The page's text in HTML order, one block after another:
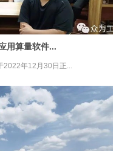
用算量软件...
2022年12月30日正...